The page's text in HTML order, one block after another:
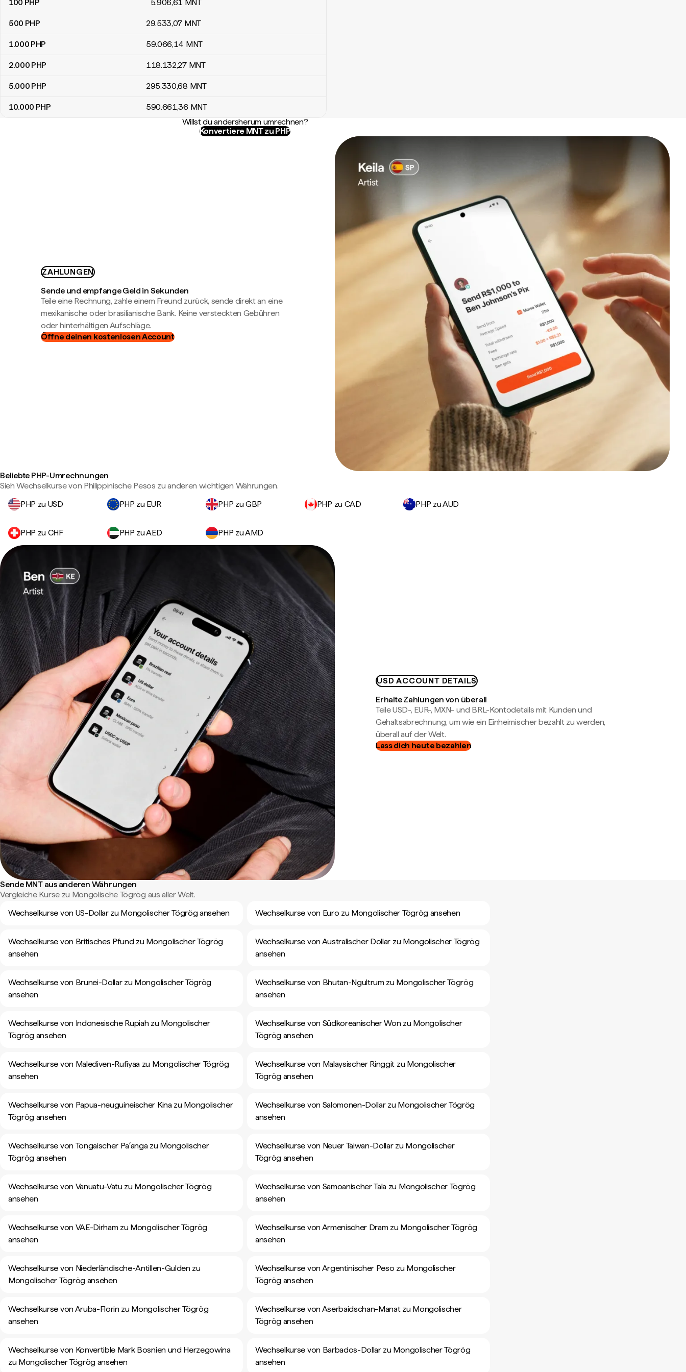
100 PHP 5.906,61 MNT
500 PHP 29.533,07 MNT
1.000 PHP 59.066,14 MNT
2.000 PHP 118.132,27 MNT
5.000 PHP 295.330,68 MNT
10.000 PHP 590.661,36 MNT
Willst du andersherum umrechnen?
Konvertiere MNT zu PHP
ZAHLUNGEN
Sende und empfange Geld in Sekunden
Teile eine Rechnung, zahle einem Freund zurück, sende direkt an eine
mexikanische oder brasilianische Bank. Keine versteckten Gebühren
oder hinterhältigen Aufschläge.
Öffne deinen kostenlosen Account
Beliebte PHP-Umrechnungen
Sieh Wechselkurse von Philippinische Pesos zu anderen wichtigen Währungen.
PHP zu USD
PHP zu EUR PHP zu GBP PHP zu CAD PHP zu AUD
PHP zu CHF PHP zu AED PHP zu AMD
USD ACCOUNT DETAILS
Erhalte Zahlungen von überall
Teile USD-, EUR-, MXN- und BRL-Kontodetails mit Kunden und
Gehaltsabrechnung, um wie ein Einheimischer bezahlt zu werden,
überall auf der Welt.
Lass dich heute bezahlen
Sende MNT aus anderen Währungen
Vergleiche Kurse zu Mongolische Tögrög aus aller Welt.
Wechselkurse von US-Dollar zu Mongolischer Tögrög ansehen
Wechselkurse von Euro zu Mongolischer Tögrög ansehen
Wechselkurse von Britisches Pfund zu Mongolischer Tögrög
ansehen
Wechselkurse von Australischer Dollar zu Mongolischer Tögrög
ansehen
Wechselkurse von Brunei-Dollar zu Mongolischer Tögrög
ansehen
Wechselkurse von Bhutan-Ngultrum zu Mongolischer Tögrög
ansehen
Wechselkurse von Indonesische Rupiah zu Mongolischer
Tögrög ansehen
Wechselkurse von Südkoreanischer Won zu Mongolischer
Tögrög ansehen
Wechselkurse von Malediven-Rufiyaa zu Mongolischer Tögrög
ansehen
Wechselkurse von Malaysischer Ringgit zu Mongolischer
Tögrög ansehen
Wechselkurse von Papua-neuguineischer Kina zu Mongolischer
Tögrög ansehen
Wechselkurse von Salomonen-Dollar zu Mongolischer Tögrög
ansehen
Wechselkurse von Tongaischer Paʻanga zu Mongolischer
Tögrög ansehen
Wechselkurse von Neuer Taiwan-Dollar zu Mongolischer
Tögrög ansehen
Wechselkurse von Vanuatu-Vatu zu Mongolischer Tögrög
ansehen
Wechselkurse von Samoanischer Tala zu Mongolischer Tögrög
ansehen
Wechselkurse von VAE-Dirham zu Mongolischer Tögrög
ansehen
Wechselkurse von Armenischer Dram zu Mongolischer Tögrög
ansehen
Wechselkurse von Niederländische-Antillen-Gulden zu
Mongolischer Tögrög ansehen
Wechselkurse von Argentinischer Peso zu Mongolischer
Tögrög ansehen
Wechselkurse von Aruba-Florin zu Mongolischer Tögrög
ansehen
Wechselkurse von Aserbaidschan-Manat zu Mongolischer
Tögrög ansehen
Wechselkurse von Konvertible Mark Bosnien und Herzegowina
zu Mongolischer Tögrög ansehen
Wechselkurse von Barbados-Dollar zu Mongolischer Tögrög
ansehen